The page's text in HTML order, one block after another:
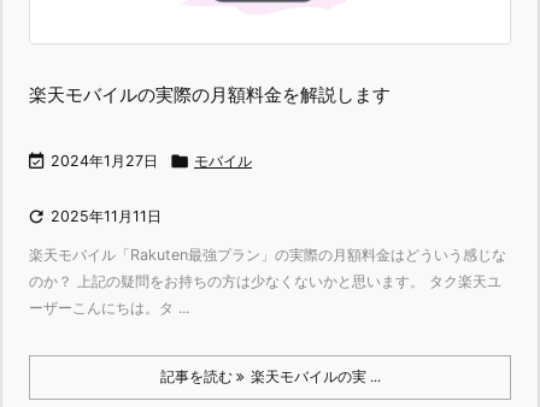
楽天モバイルの実際の月額料金を解説します
 2024年1月27日  モバイル
 2025年11月11日
楽天モバイル「Rakuten最強プラン」の実際の月額料金はどういう感じな
のか？ 上記の疑問をお持ちの方は少なくないかと思います。 タク楽天ユ
ーザーこんにちは。タ ...
記事を読む 楽天モバイルの実 ...